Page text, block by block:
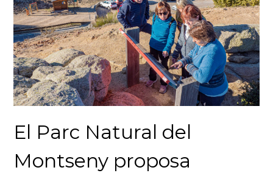
El Parc Natural del
Montseny proposa